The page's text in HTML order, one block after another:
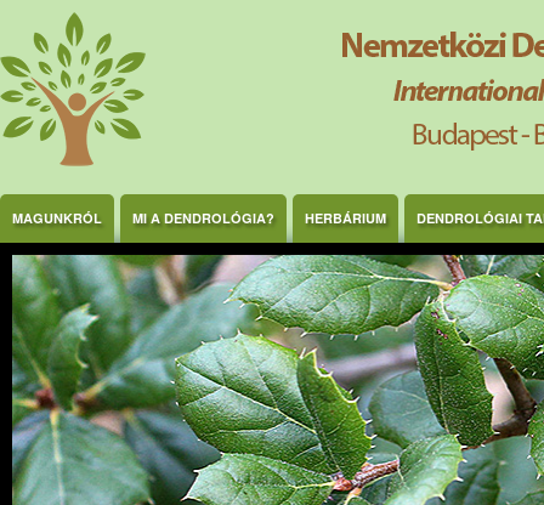
Ugrás a tartalomra
MAGUNKRÓL MI A DENDROLÓGIA? HERBÁRIUM DENDROLÓGIAI